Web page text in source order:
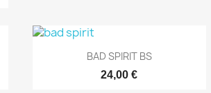
Aperçu rapide
BAD SPIRIT BS
24,00 €